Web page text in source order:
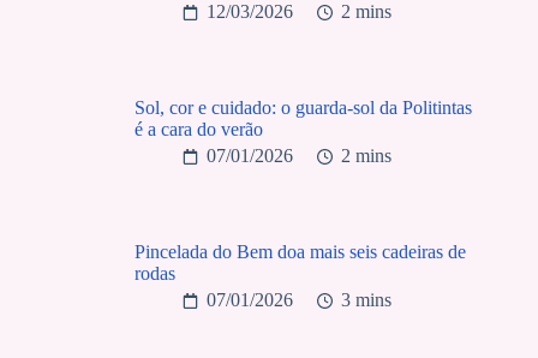
12/03/2026
2 mins
Sol, cor e cuidado: o guarda-sol da Politintas
é a cara do verão
07/01/2026
2 mins
Pincelada do Bem doa mais seis cadeiras de
rodas
07/01/2026
3 mins